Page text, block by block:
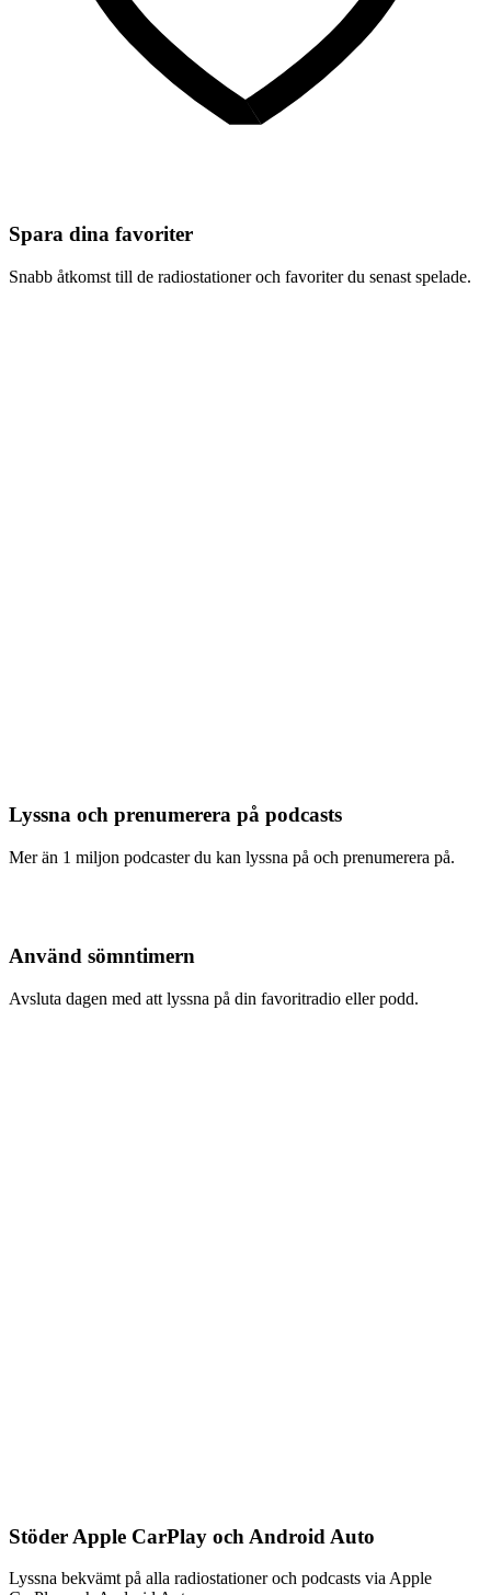
Spara dina favoriter
Snabb åtkomst till de radiostationer och favoriter du senast spelade.
Lyssna och prenumerera på podcasts
Mer än 1 miljon podcaster du kan lyssna på och prenumerera på.
Använd sömntimern
Avsluta dagen med att lyssna på din favoritradio eller podd.
Stöder Apple CarPlay och Android Auto
Lyssna bekvämt på alla radiostationer och podcasts via Apple